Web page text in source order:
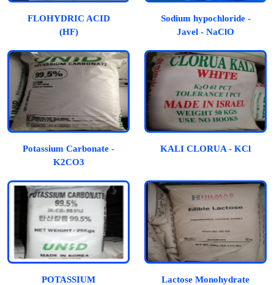
FLOHYDRIC ACID
(HF)
Sodium hypochloride -
Javel - NaClO
Potassium Carbonate -
K2CO3
KALI CLORUA - KCl
POTASSIUM
Lactose Monohydrate